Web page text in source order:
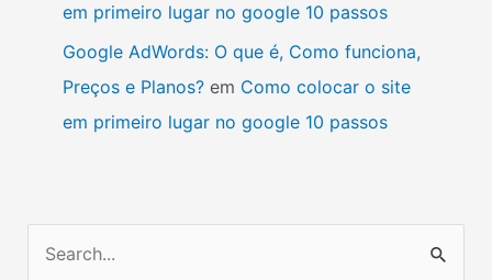
em primeiro lugar no google 10 passos
Google AdWords: O que é, Como funciona,
Preços e Planos?em Como colocar o site
em primeiro lugar no google 10 passos